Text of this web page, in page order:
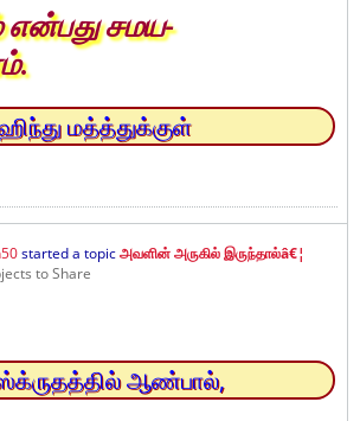
என்பது சமய-
மத்த்துக்குள்
started a topicஅவளின் அருகில் இருந்தால்â€¦
to Share
ஆண்பால்,